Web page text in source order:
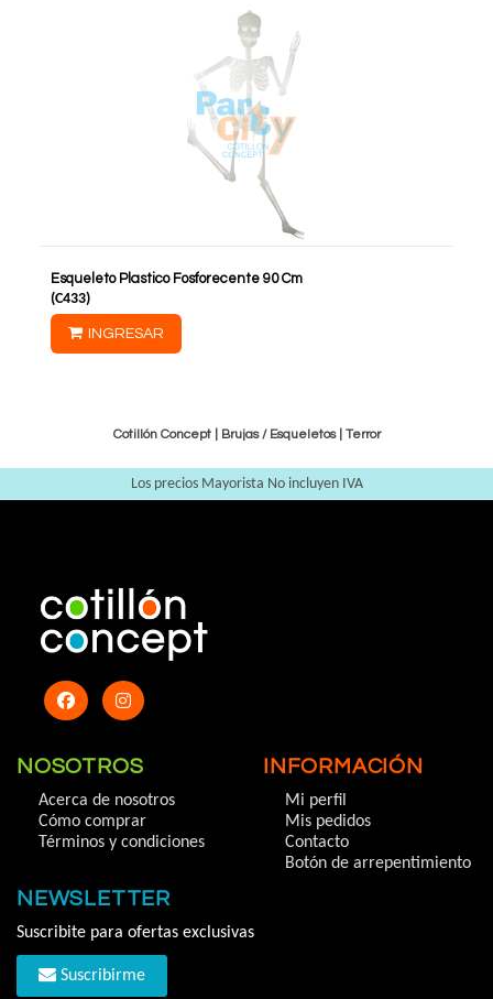
Esqueleto Plastico Fosforecente 90 Cm
(C433)
INGRESAR
Cotillón Concept | Brujas / Esqueletos| Terror
Los precios Mayorista No incluyen IVA
NOSOTROS
Acerca de nosotros
Cómo comprar
Términos y condiciones
INFORMACIÓN
Mi perfil
Mis pedidos
Contacto
Botón de arrepentimiento
NEWSLETTER
Suscribite para ofertas exclusivas
Suscribirme